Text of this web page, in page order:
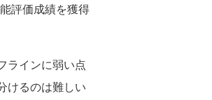
評価成績を獲得
ラインに弱い点
けるのは難しい